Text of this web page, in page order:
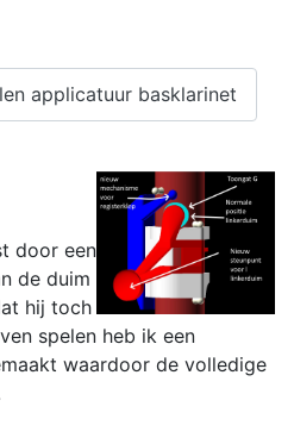
applicatuur basklarinet
door een
de duim
hij toch
spelen heb ik een
waardoor de volledige